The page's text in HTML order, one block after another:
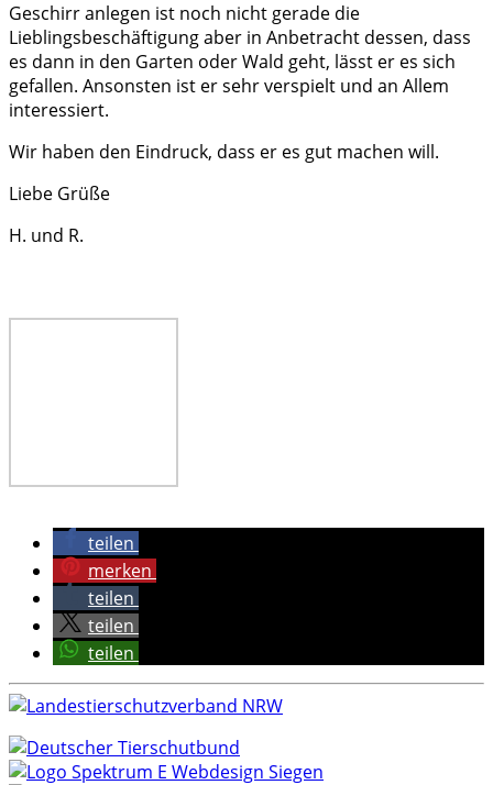
Geschirr anlegen ist noch nicht gerade die
Lieblingsbeschäftigung aber in Anbetracht dessen, dass
es dann in den Garten oder Wald geht, lässt er es sich
gefallen. Ansonsten ist er sehr verspielt und an Allem
interessiert.
Wir haben den Eindruck, dass er es gut machen will.
Liebe Grüße
H. und R.
teilen
merken
teilen
teilen
teilen